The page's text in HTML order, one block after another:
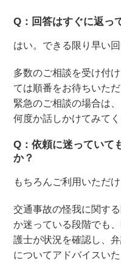
Q：回答はすぐに返っ
はい。できる限り早い
多数のご相談を受け付
ては順番をお待ちいた
緊急のご相談の場合は
何度か話しかけてみてく
Q：依頼に迷っていて
か？
もちろんご利用いただけ
交通事故の怪我に関す
か迷っている段階でも
護士が状況を確認し、
についてアドバイスいた